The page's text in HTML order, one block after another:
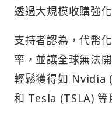
透過大規模收購強
支持者認為，代幣
率，並讓全球無法
輕鬆獲得如 Nvidia
和 Tesla (TSLA) 等